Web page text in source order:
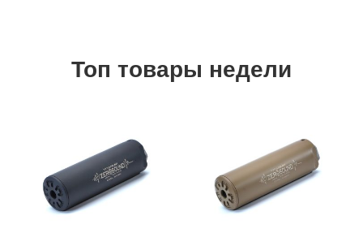
Топ товары недели